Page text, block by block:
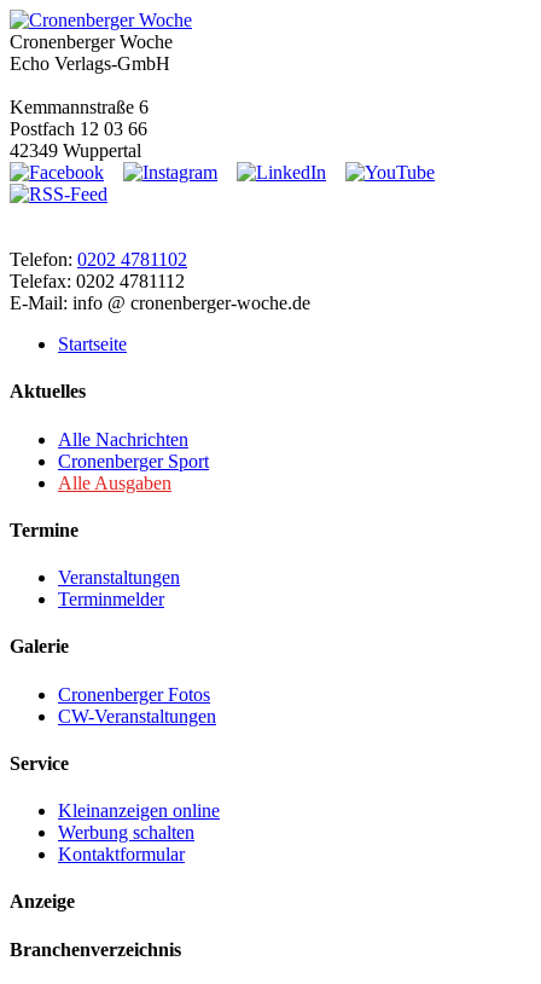
Cronenberger Woche
Echo Verlags-GmbH
Kemmannstraße 6
Postfach 12 03 66
42349 Wuppertal
Telefon: 0202 4781102
Telefax: 0202 4781112
E-Mail: info @ cronenberger-woche.de
Startseite
Aktuelles
Alle Nachrichten
Cronenberger Sport
Alle Ausgaben
Termine
Veranstaltungen
Terminmelder
Galerie
Cronenberger Fotos
CW-Veranstaltungen
Service
Kleinanzeigen online
Werbung schalten
Kontaktformular
Anzeige
Branchenverzeichnis